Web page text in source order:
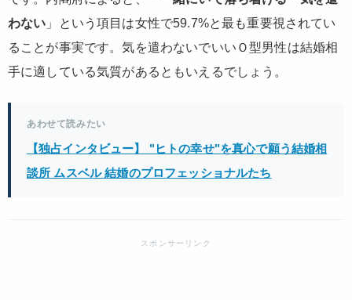
わない 」という項目は女性で59.7%と最も重要視されてい
ることが事実です。気を遣わないでいいＯ型男性は結婚相
手に適している気質があるともいえるでしょう。
あわせて読みたい
【独占インタビュー】 "ヒトの幸せ"を真心で願う結婚相
談所 ムスベル 結婚のプロフェッショナルたち